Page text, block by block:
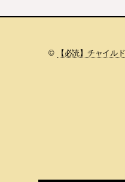
© 【必読】チャイル